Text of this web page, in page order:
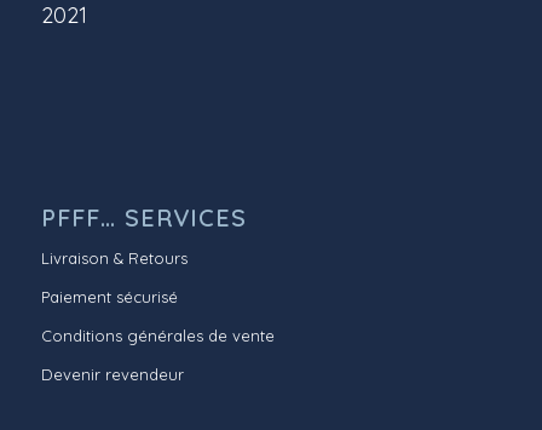
2021
PFFF… SERVICES
Livraison & Retours
Paiement sécurisé
Conditions générales de vente
Devenir revendeur